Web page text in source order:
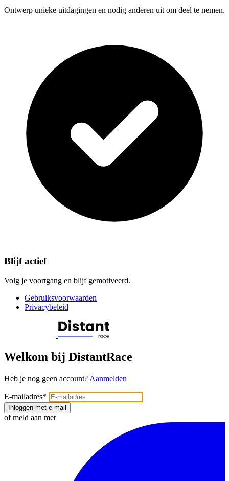
Ontwerp unieke uitdagingen en nodig anderen uit om deel te nemen.
Blijf actief
Volg je voortgang en blijf gemotiveerd.
Gebruiksvoorwaarden
Privacybeleid
Welkom bij DistantRace
Heb je nog geen account? Aanmelden
E-mailadres*
Inloggen met e-mail
of meld aan met